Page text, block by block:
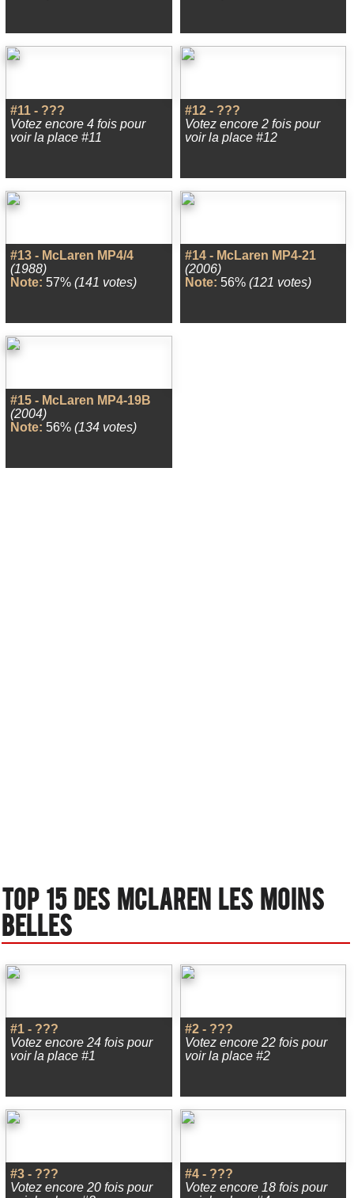
#11 - ???
Votez encore 4 fois pour
voir la place #11
#12 - ???
Votez encore 2 fois pour
voir la place #12
#13 - McLaren MP4/4
(1988)
Note: 57% (141 votes)
#14 - McLaren MP4-21
(2006)
Note: 56% (121 votes)
#15 - McLaren MP4-19B
(2004)
Note: 56% (134 votes)
Top 15 des Mclaren les moins
belles
#1 - ???
Votez encore 24 fois pour
voir la place #1
#2 - ???
Votez encore 22 fois pour
voir la place #2
#3 - ???
Votez encore 20 fois pour
#4 - ???
Votez encore 18 fois pour